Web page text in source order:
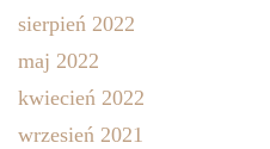
sierpień 2022
maj 2022
kwiecień 2022
wrzesień 2021